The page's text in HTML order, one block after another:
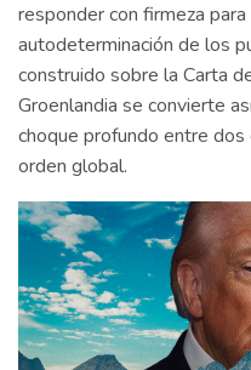
responder con firmeza
autodeterminación de los
construido sobre la Carta
Groenlandia se convierte
choque profundo entre
orden global.